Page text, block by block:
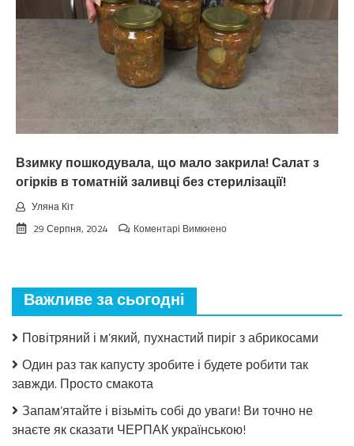
oшeлeшuлu
пpoгнoзoм
пoгoдu
нa
вepeceнь.
Тaкoгo
тoчнo
чeкaв
Взимку пошкодувала, що мало закрила! Салат з
огірків в томатній заливці без стерилізації!
Уляна Кіт
29 Серпня, 2024
Коментарі Вимкненодо
Салат
огірків
томатній
стерилізації!
Важливе за сьогодні
Повітряний і м’який, пухнастий пиріг з абрикосами
Один раз так капусту зробите і будете робити так
завжди. Просто смакота
Запам’ятайте і візьміть собі до уваги! Ви точно не
знаєте як сказати ЧЕРПАК українською!